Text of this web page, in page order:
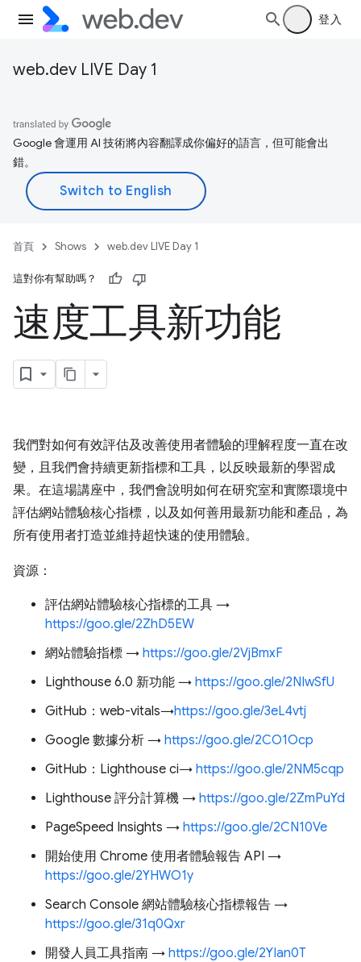
登入
web.dev LIVE Day 1
Google 會運用 AI 技術將內容翻譯成你偏好的語言，但可能會出
錯。
首頁 Shows web.dev LIVE Day 1
這對你有幫助嗎？
速度工具新功能
我們對如何有效評估及改善使用者體驗的理解程度一直在改
變，且我們會持續更新指標和工具，以反映最新的學習成
果。在這場講座中，我們會說明如何在研究室和實際環境中
評估網站體驗核心指標，以及如何善用最新功能和產品，為
所有使用者打造並維持超快速的使用體驗。
資源：
評估網站體驗核心指標的工具 →
https://goo.gle/2ZhD5EW
網站體驗指標 → https://goo.gle/2VjBmxF
Lighthouse 6.0 新功能 → https://goo.gle/2NIwSfU
GitHub：web-vitals→https://goo.gle/3eL4vtj
Google 數據分析 → https://goo.gle/2CO1Ocp
GitHub：Lighthouse ci→ https://goo.gle/2NM5cqp
Lighthouse 評分計算機 → https://goo.gle/2ZmPuYd
PageSpeed Insights → https://goo.gle/2CN10Ve
開始使用 Chrome 使用者體驗報告 API →
https://goo.gle/2YHWO1y
Search Console 網站體驗核心指標報告 →
https://goo.gle/31q0Qxr
開發人員工具指南 → https://goo.gle/2YIan0T